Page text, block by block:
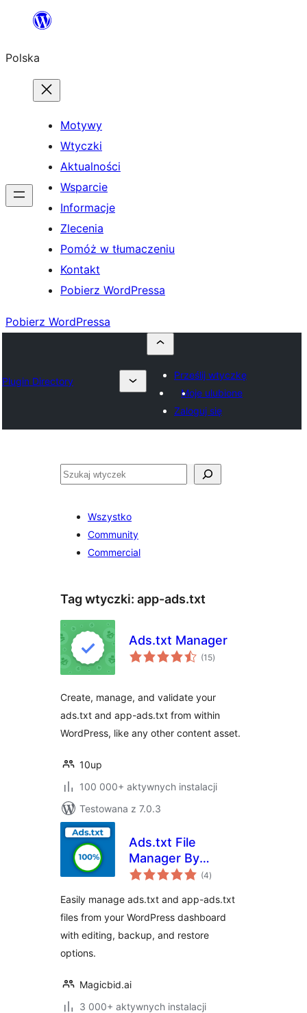
Przejdź
treści
Polska
Motywy
Wtyczki
Aktualności
Wsparcie
Informacje
Zlecenia
Pomóż w tłumaczeniu
Kontakt
Pobierz WordPressa
Pobierz WordPressa
Plugin Directory
Prześlij wtyczkę
Moje ulubione
Zaloguj się
Szukaj
Wszystko
Community
Commercial
Tag wtyczki: app-ads.txt
Ads.txt Manager
(15wszystkich
ocen
)
Create, manage, and validate your
ads.txt and app-ads.txt from within
WordPress, like any other content asset.
10up
100 000+ aktywnych instalacji
Testowana z 7.0.3
Ads.txt File
Manager By
Magicbid
(4wszystkich
ocen
)
Easily manage ads.txt and app-ads.txt
files from your WordPress dashboard
with editing, backup, and restore
options.
Magicbid.ai
3 000+ aktywnych instalacji